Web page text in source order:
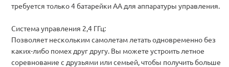
требуется только 4 батарейки АА для аппаратуры управления.
Система управления 2,4 ГГц:
Позволяет нескольким самолетам летать одновременно без
каких-либо помех друг другу. Вы можете устроить летное
соревнование с друзьями или семьей, чтобы получить больше